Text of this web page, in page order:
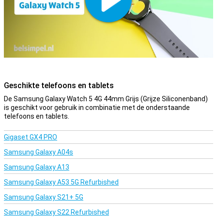
Geschikte telefoons en tablets
De Samsung Galaxy Watch 5 4G 44mm Grijs (Grijze Siliconenband)
is geschikt voor gebruik in combinatie met de onderstaande
telefoons en tablets.
Gigaset GX4 PRO
Samsung Galaxy A04s
Samsung Galaxy A13
Samsung Galaxy A53 5G Refurbished
Samsung Galaxy S21+ 5G
Samsung Galaxy S22 Refurbished